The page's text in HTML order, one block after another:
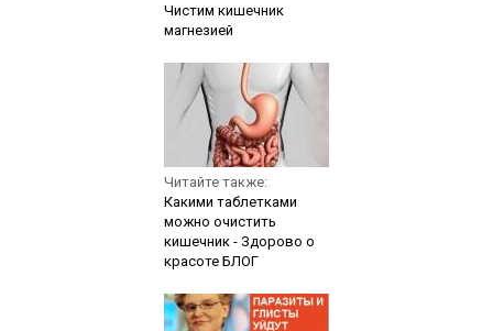
Чистим кишечник
магнезией
Читайте также:
Какими таблетками
можно очистить
кишечник - Здорово о
красоте БЛОГ